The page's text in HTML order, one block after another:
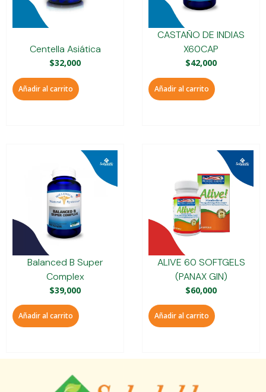
Centella Asiática
$32,000
Añadir al carrito
CASTAÑO DE INDIAS
X60CAP
$42,000
Añadir al carrito
Balanced B Super
Complex
$39,000
Añadir al carrito
ALIVE 60 SOFTGELS
(PANAX GIN)
$60,000
Añadir al carrito